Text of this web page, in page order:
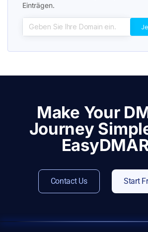
Einträgen.
Make Your
Journey
Contact Us Start